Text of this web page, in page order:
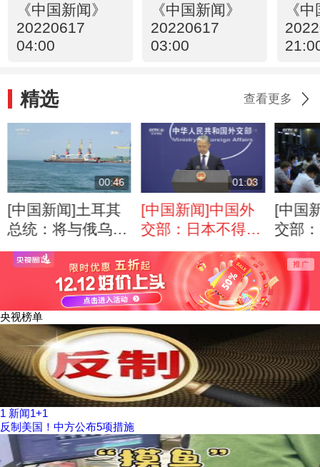
《中国新闻》
20220617
04:00
《中国新闻》
20220617
03:00
《
精选 查看更多
00:46
[中国新闻]土耳其
总统：将与俄乌领
导人讨论粮食出口
问题
01:03
[中国新闻]中国外
交部：日本不得以
任何形式插手干预
台海局势
[中国
交部
最大
独”分
国的
央视榜单
1 新闻1+1
反制美国！中方公布5项措施